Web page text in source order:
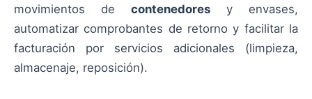
movimientos de contenedores y envases,
automatizar comprobantes de retorno y facilitar la
facturación por servicios adicionales (limpieza,
almacenaje, reposición).